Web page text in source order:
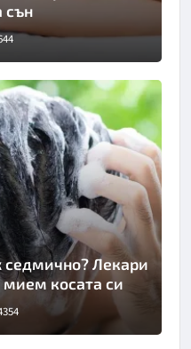
сън
Лекари
мием косата си